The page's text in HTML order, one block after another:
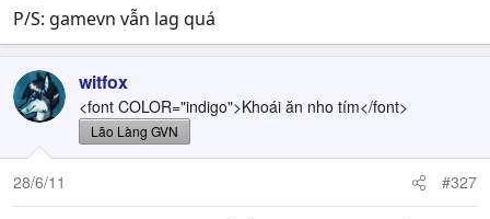
P/S: gamevn vẫn lag quá
witfox
<font COLOR="indigo">Khoái ăn nho tím</font>
Lão Làng GVN
28/6/11 #327